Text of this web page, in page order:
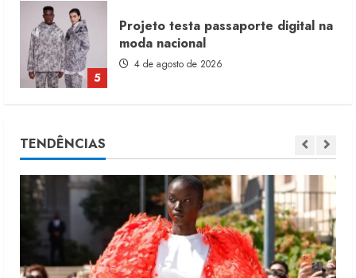
5
Projeto testa passaporte digital na
moda nacional
4 de agosto de 2026
1
7 de agosto de 2026
Moda vende US$63,7 bilhões em
produtos licenciados
6 de agosto de 2026
TENDÊNCIAS